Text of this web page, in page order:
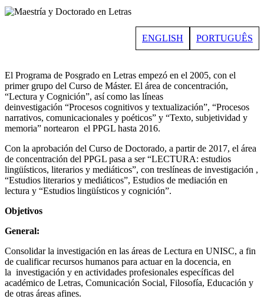
PORTUGUÊS
ENGLISH
El Programa de Posgrado en Letras empezó en el 2005, con el
primer grupo del Curso de Máster. El área de concentración,
“Lectura y Cognición”, así como las líneas
deinvestigación “Procesos cognitivos y textualización”, “Procesos
narrativos, comunicacionales y poéticos” y “Texto, subjetividad y
memoria” nortearon el PPGL hasta 2016.
Con la aprobación del Curso de Doctorado, a partir de 2017, el área
de concentración del PPGL pasa a ser “LECTURA: estudios
lingüísticos, literarios y mediáticos”, con treslíneas de investigación ,
“Estudios literarios y mediáticos”, Estudios de mediación en
lectura y “Estudios lingüísticos y cognición”.
Objetivos
General:
Consolidar la investigación en las áreas de Lectura en UNISC, a fin
de cualificar recursos humanos para actuar en la docencia, en
la investigación y en actividades profesionales específicas del
académico de Letras, Comunicación Social, Filosofía, Educación y
de otras áreas afines.